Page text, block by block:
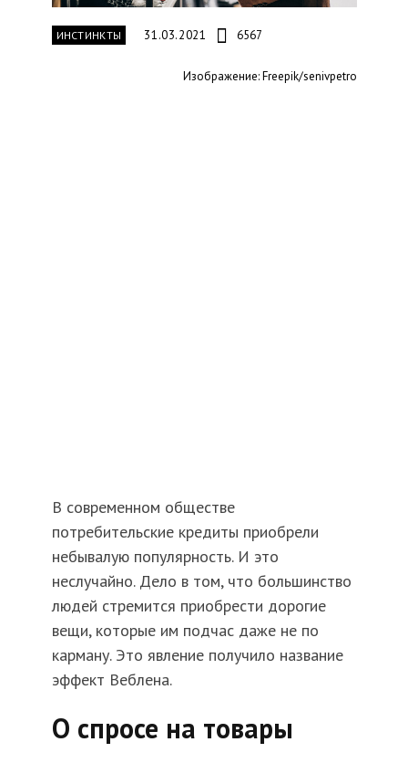
ИНСТИНКТЫ 31.03.2021 6567
Изображение: Freepik/senivpetro
В современном обществе
потребительские кредиты приобрели
небывалую популярность. И это
неслучайно. Дело в том, что большинство
людей стремится приобрести дорогие
вещи, которые им подчас даже не по
карману. Это явление получило название
эффект Веблена.
О спросе на товары